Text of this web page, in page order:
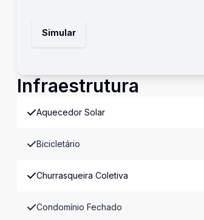
Simular
Infraestrutura
Aquecedor Solar
Bicicletário
Churrasqueira Coletiva
Condomínio Fechado